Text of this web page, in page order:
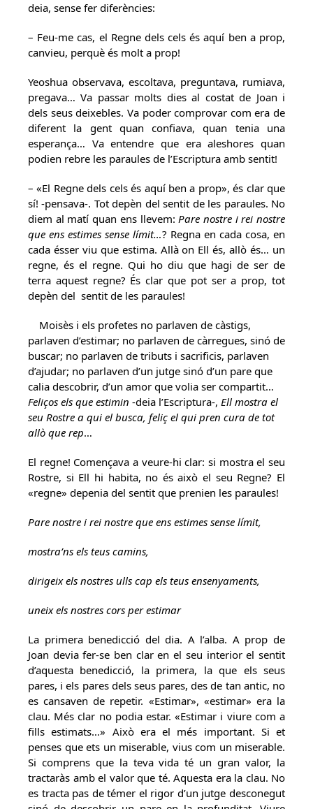
deia, sense fer diferències:
– Feu-me cas, el Regne dels cels és aquí ben a prop,
canvieu, perquè és molt a prop!
Yeoshua observava, escoltava, preguntava, rumiava,
pregava… Va passar molts dies al costat de Joan i
dels seus deixebles. Va poder comprovar com era de
diferent la gent quan confiava, quan tenia una
esperança… Va entendre que era aleshores quan
podien rebre les paraules de l’Escriptura amb sentit!
– «El Regne dels cels és aquí ben a prop», és clar que
sí! -pensava-. Tot depèn del sentit de les paraules. No
diem al matí quan ens llevem:Pare nostre i rei nostre
que ens estimes sense límit…? Regna en cada cosa, en
cada ésser viu que estima. Allà on Ell és, allò és… un
regne, és el regne. Qui ho diu que hagi de ser de
terra aquest regne? És clar que pot ser a prop, tot
depèn del sentit de les paraules!
Moisès i els profetes no parlaven de càstigs,
parlaven d’estimar; no parlaven de càrregues, sinó de
buscar; no parlaven de tributs i sacrificis, parlaven
d’ajudar; no parlaven d’un jutge sinó d’un pare que
calia descobrir, d’un amor que volia ser compartit…
Feliços els que estimin -deia l’Escriptura-, Ell mostra el
seu Rostre a qui el busca, feliç el qui pren cura de tot
allò que rep…
El regne! Començava a veure-hi clar: si mostra el seu
Rostre, si Ell hi habita, no és això el seu Regne? El
«regne» depenia del sentit que prenien les paraules!
Pare nostre i rei nostre que ens estimes sense límit,
mostra’ns els teus camins,
dirigeix els nostres ulls cap els teus ensenyaments,
uneix els nostres cors per estimar
La primera benedicció del dia. A l’alba. A prop de
Joan devia fer-se ben clar en el seu interior el sentit
d’aquesta benedicció, la primera, la que els seus
pares, i els pares dels seus pares, des de tan antic, no
es cansaven de repetir. «Estimar», «estimar» era la
clau. Més clar no podia estar. «Estimar i viure com a
fills estimats…» Això era el més important. Si et
penses que ets un miserable, vius com un miserable.
Si comprens que la teva vida té un gran valor, la
tractaràs amb el valor que té. Aquesta era la clau. No
es tracta pas de témer el rigor d’un jutge desconegut